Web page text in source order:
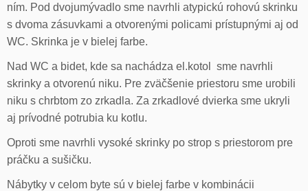
ním. Pod dvojumývadlo sme navrhli atypickú rohovú skrinku
s dvoma zásuvkami a otvorenými policami prístupnými aj od
WC. Skrinka je v bielej farbe.
Nad WC a bidet, kde sa nachádza el.kotol sme navrhli
skrinky a otvorenú niku. Pre zväčšenie priestoru sme urobili
niku s chrbtom zo zrkadla. Za zrkadlové dvierka sme ukryli
aj prívodné potrubia ku kotlu.
Oproti sme navrhli vysoké skrinky po strop s priestorom pre
práčku a sušičku.
Nábytky v celom byte sú v bielej farbe v kombinácii